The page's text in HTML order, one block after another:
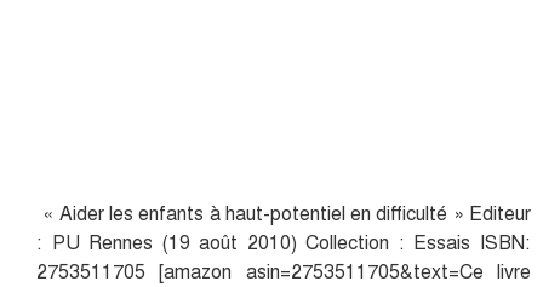
« Aider les enfants à haut-potentiel en difficulté » Editeur
: PU Rennes (19 août 2010) Collection : Essais ISBN:
2753511705 [amazon asin=2753511705&text=Ce livre